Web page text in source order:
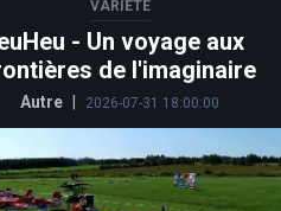
VARIÉTÉ
- Un voyage aux
de l'imaginaire
Autre 2026-07-31 18:00:00